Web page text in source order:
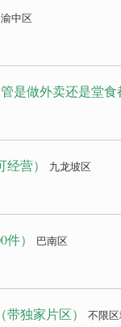
渝中区
是做外卖还是堂食
营） 九龙坡区
） 巴南区
独家片区） 不限